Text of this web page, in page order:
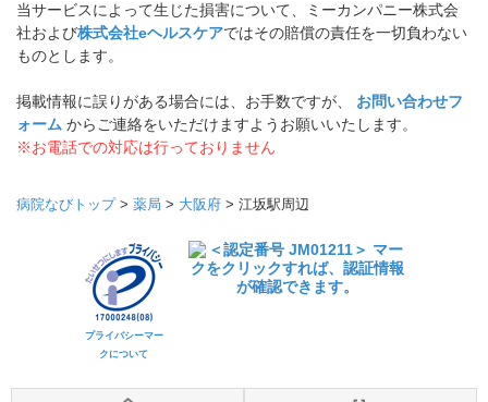
当サービスによって生じた損害について、ミーカンパニー株式会
社および株式会社eヘルスケアではその賠償の責任を一切負わない
ものとします。
掲載情報に誤りがある場合には、お手数ですが、 お問い合わせフ
ォーム からご連絡をいただけますようお願いいたします。
※お電話での対応は行っておりません
病院なびトップ> 薬局 > 大阪府 > 江坂駅周辺
プライバシーマー
クについて